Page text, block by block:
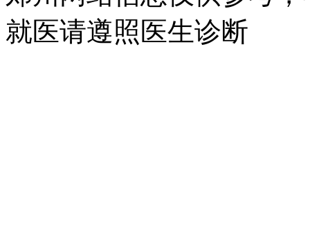
就医请遵照医生诊断